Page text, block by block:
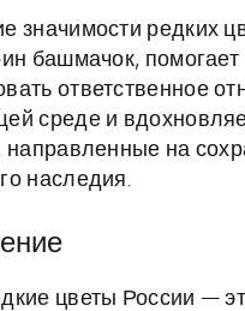
значимости редких
башмачок, помогает
ответственное
среде и
направленные на
наследия.
цветы России —